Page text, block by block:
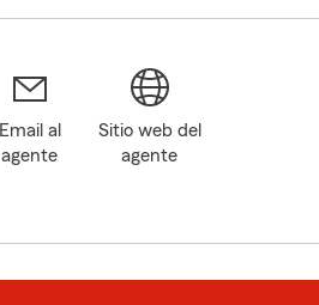
Email al
agente
Sitio web del
agente